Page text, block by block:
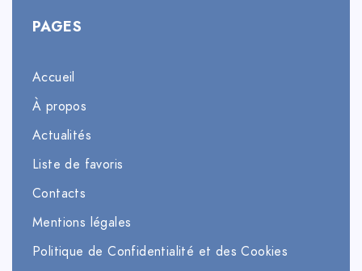
PAGES
Accueil
À propos
Actualités
Liste de favoris
Contacts
Mentions légales
Politique de Confidentialité et des Cookies